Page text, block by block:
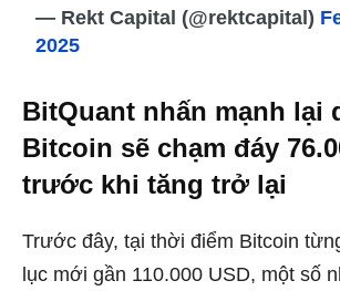
— Rekt Capital (@rektcapital)
2025
BitQuant nhấn mạnh lại
Bitcoin sẽ chạm đáy
trước khi tăng trở lại
Trước đây, tại thời điểm Bitcoin
lục mới gần 110.000 USD, một số